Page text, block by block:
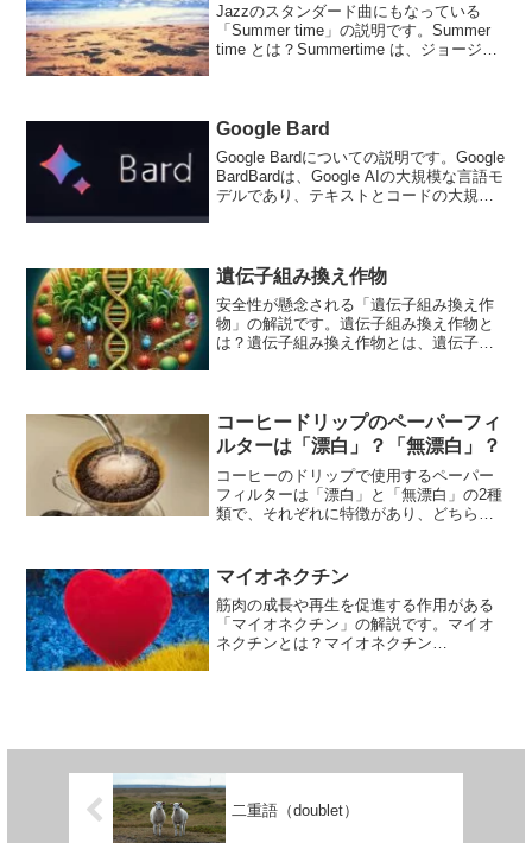
Jazzのスタンダード曲にもなっている
「Summer time」の説明です。Summer
time とは？Summertime は、ジョージ・
Google Bard
Google Bardについての説明です。Google
BardBardは、Google AIの大規模な言語モ
デルであり、テキストとコードの大規模
遺伝子組み換え作物
安全性が懸念される「遺伝子組み換え作
物」の解説です。遺伝子組み換え作物と
は？遺伝子組み換え作物とは、遺伝子組
質を持つ遺伝子を切り出...
コーヒードリップのペーパーフィ
ルターは「漂白」？「無漂白」？
コーヒーのドリップで使用するペーパー
フィルターは「漂白」と「無漂白」の2種
類で、それぞれに特徴があり、どちらが
コーヒーの風味を追求する人は「漂白」
された白いフィルターを...
マイオネクチン
筋肉の成長や再生を促進する作用がある
「マイオネクチン」の解説です。マイオ
ネクチンとは？マイオネクチン
二重語（doublet）